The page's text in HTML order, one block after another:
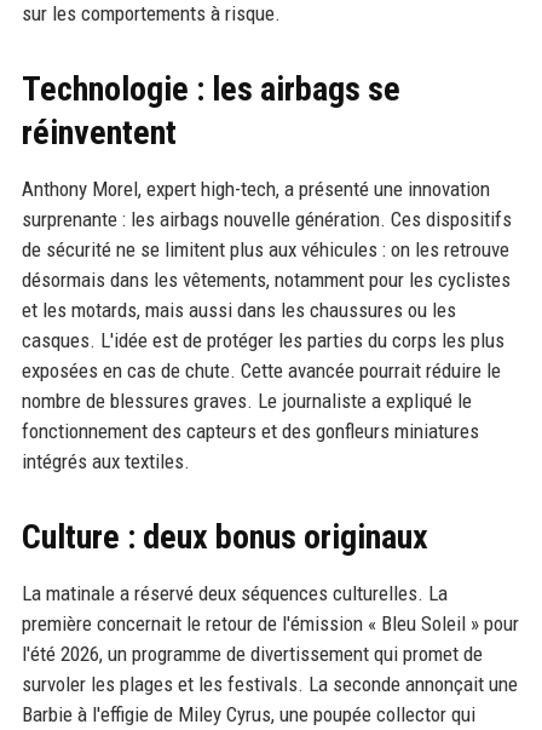
sur les comportements à risque.
Technologie : les airbags se
réinventent
Anthony Morel, expert high-tech, a présenté une innovation
surprenante : les airbags nouvelle génération. Ces dispositifs
de sécurité ne se limitent plus aux véhicules : on les retrouve
désormais dans les vêtements, notamment pour les cyclistes
et les motards, mais aussi dans les chaussures ou les
casques. L'idée est de protéger les parties du corps les plus
exposées en cas de chute. Cette avancée pourrait réduire le
nombre de blessures graves. Le journaliste a expliqué le
fonctionnement des capteurs et des gonfleurs miniatures
intégrés aux textiles.
Culture : deux bonus originaux
La matinale a réservé deux séquences culturelles. La
première concernait le retour de l'émission « Bleu Soleil » pour
l'été 2026, un programme de divertissement qui promet de
survoler les plages et les festivals. La seconde annonçait une
Barbie à l'effigie de Miley Cyrus, une poupée collector qui